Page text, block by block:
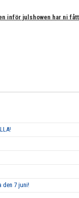
inför julshowen har ni
den 7 juni!